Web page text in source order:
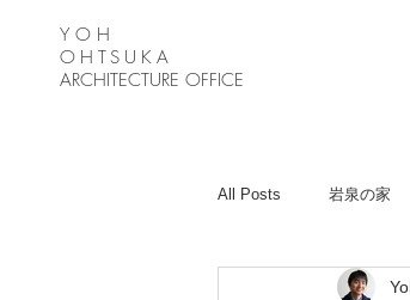
Y O H
OHTSUKA
ARCHITECTURE OFFICE
All Posts 岩泉の家
月が丘の家 Ｋ